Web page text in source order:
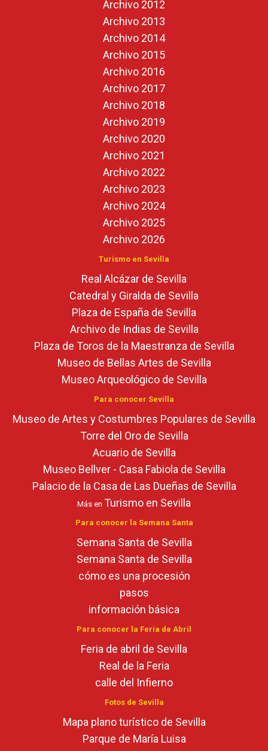
Archivo 2012
Archivo 2013
Archivo 2014
Archivo 2015
Archivo 2016
Archivo 2017
Archivo 2018
Archivo 2019
Archivo 2020
Archivo 2021
Archivo 2022
Archivo 2023
Archivo 2024
Archivo 2025
Archivo 2026
Turismo en Sevilla
Real Alcázar de Sevilla
Catedral y Giralda de Sevilla
Plaza de España de Sevilla
Archivo de Indias de Sevilla
Plaza de Toros de la Maestranza de Sevilla
Museo de Bellas Artes de Sevilla
Museo Arqueológico de Sevilla
Para conocer Sevilla
Museo de Artes y Costumbres Populares de Sevilla
Torre del Oro de Sevilla
Acuario de Sevilla
Museo Bellver - Casa Fabiola de Sevilla
Palacio de la Casa de Las Dueñas de Sevilla
Más en Turismo en Sevilla
Para conocer la Semana Santa
Semana Santa de Sevilla
Semana Santa de Sevilla
cómo es una procesión
pasos
información básica
Para conocer la Feria de Abril
Feria de abril de Sevilla
Real de la Feria
calle del Infierno
Fotos de Sevilla
Mapa plano turístico de Sevilla
Parque de María Luisa